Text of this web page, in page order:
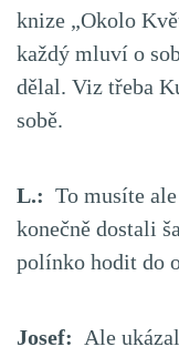
knize „Okolo
každý mluví o
dělal. Viz třeba
sobě.
L.: To musíte
konečně dostali
polínko hodit do
Josef: Ale